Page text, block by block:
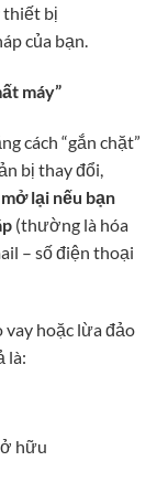
thiết bị
của bạn.
máy”
cách “gắn chặt”
bị thay đổi,
lại nếu bạn
(thường là hóa
– số điện thoại
vay hoặc lừa đảo
là:
hữu